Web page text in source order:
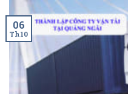
06
Th10